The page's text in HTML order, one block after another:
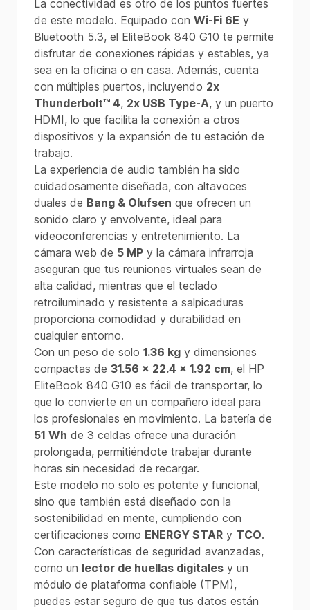
La conectividad es otro de los puntos fuertes
de este modelo. Equipado con Wi-Fi 6E y
Bluetooth 5.3, el EliteBook 840 G10 te permite
disfrutar de conexiones rápidas y estables, ya
sea en la oficina o en casa. Además, cuenta
con múltiples puertos, incluyendo 2x
Thunderbolt™ 4, 2x USB Type-A, y un puerto
HDMI, lo que facilita la conexión a otros
dispositivos y la expansión de tu estación de
trabajo.
La experiencia de audio también ha sido
cuidadosamente diseñada, con altavoces
duales de Bang & Olufsen que ofrecen un
sonido claro y envolvente, ideal para
videoconferencias y entretenimiento. La
cámara web de 5 MP y la cámara infrarroja
aseguran que tus reuniones virtuales sean de
alta calidad, mientras que el teclado
retroiluminado y resistente a salpicaduras
proporciona comodidad y durabilidad en
cualquier entorno.
Con un peso de solo 1.36 kg y dimensiones
compactas de 31.56 x 22.4 x 1.92 cm, el HP
EliteBook 840 G10 es fácil de transportar, lo
que lo convierte en un compañero ideal para
los profesionales en movimiento. La batería de
51 Wh de 3 celdas ofrece una duración
prolongada, permitiéndote trabajar durante
horas sin necesidad de recargar.
Este modelo no solo es potente y funcional,
sino que también está diseñado con la
sostenibilidad en mente, cumpliendo con
certificaciones como ENERGY STAR y TCO.
Con características de seguridad avanzadas,
como un lector de huellas digitales y un
módulo de plataforma confiable (TPM),
puedes estar seguro de que tus datos están